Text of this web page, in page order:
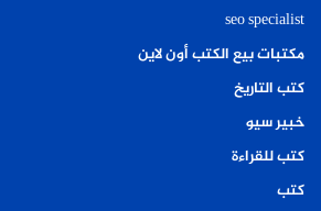
seo specialist
مكتبات بيع الكتب أون لاين
كتب التاريخ
خبير سيو
كتب للقراءة
كتب